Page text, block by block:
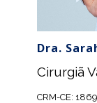
Dra.
Cirurgiã
CRM-CE: